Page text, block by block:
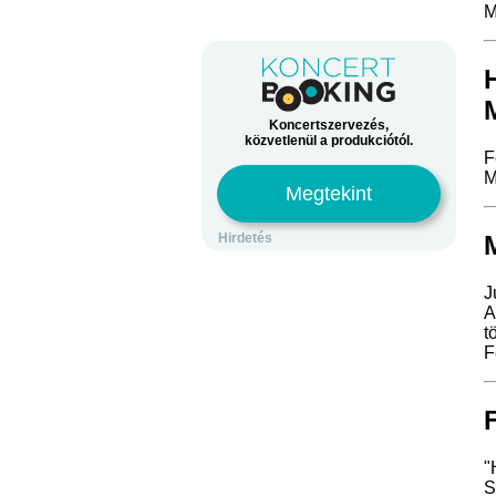
Koncertszervezés,
közvetlenül a produkciótól.
Megtekint
Hirdetés